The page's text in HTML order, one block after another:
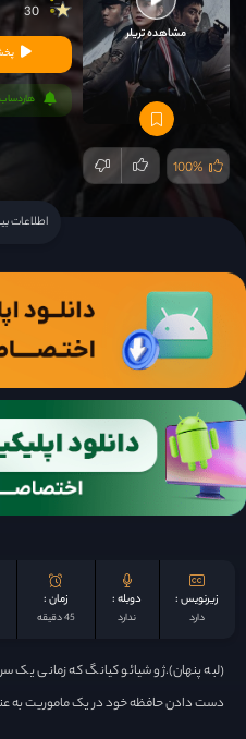
مشاهده تریلر
100%
30
اطلاعات
زیرنویس :
دارد
دوبله :
ندارد
زمان :
45 دقیقه
(لبه پنهان).ژو شیائو کیانگ که زمانی یک
دست دادن حافظه خود در یک ماموریت به